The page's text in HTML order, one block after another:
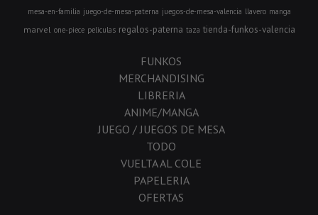
mesa-en-familia juego-de-mesa-paterna juegos-de-mesa-valencia llavero manga
marvel one-piece peliculas regalos-paterna taza tienda-funkos-valencia
FUNKOS
MERCHANDISING
LIBRERIA
ANIME/MANGA
JUEGO / JUEGOS DE MESA
TODO
VUELTA AL COLE
PAPELERIA
OFERTAS